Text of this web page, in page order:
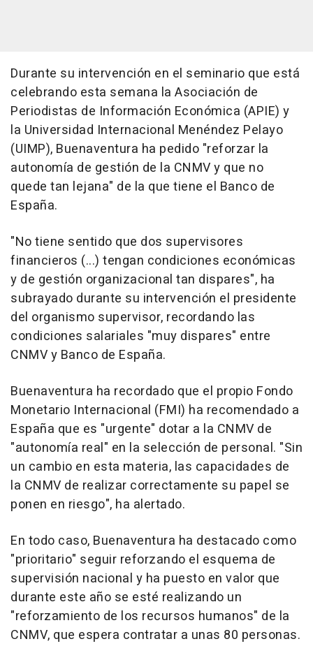
Durante su intervención en el seminario que está
celebrando esta semana la Asociación de
Periodistas de Información Económica (APIE) y
la Universidad Internacional Menéndez Pelayo
(UIMP), Buenaventura ha pedido "reforzar la
autonomía de gestión de la CNMV y que no
quede tan lejana" de la que tiene el Banco de
España.
"No tiene sentido que dos supervisores
financieros (...) tengan condiciones económicas
y de gestión organizacional tan dispares", ha
subrayado durante su intervención el presidente
del organismo supervisor, recordando las
condiciones salariales "muy dispares" entre
CNMV y Banco de España.
Buenaventura ha recordado que el propio Fondo
Monetario Internacional (FMI) ha recomendado a
España que es "urgente" dotar a la CNMV de
"autonomía real" en la selección de personal. "Sin
un cambio en esta materia, las capacidades de
la CNMV de realizar correctamente su papel se
ponen en riesgo", ha alertado.
En todo caso, Buenaventura ha destacado como
"prioritario" seguir reforzando el esquema de
supervisión nacional y ha puesto en valor que
durante este año se esté realizando un
"reforzamiento de los recursos humanos" de la
CNMV, que espera contratar a unas 80 personas.